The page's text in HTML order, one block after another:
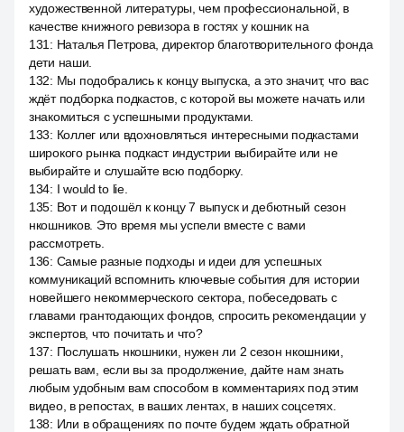
художественной литературы, чем профессиональной, в
качестве книжного ревизора в гостях у кошник на
131 : Наталья Петрова, директор благотворительного фонда
дети наши.
132: Мы подобрались к концу выпуска, а это значит, что вас
ждёт подборка подкастов, с которой вы можете начать или
знакомиться с успешными продуктами.
133: Коллег или вдохновляться интересными подкастами
широкого рынка подкаст индустрии выбирайте или не
выбирайте и слушайте всю подборку.
134: I would to lie.
135: Вот и подошёл к концу 7 выпуск и дебютный сезон
нкошников. Это время мы успели вместе с вами
рассмотреть.
136: Самые разные подходы и идеи для успешных
коммуникаций вспомнить ключевые события для истории
новейшего некоммерческого сектора, побеседовать с
главами грантодающих фондов, спросить рекомендации у
экспертов, что почитать и что?
137: Послушать нкошники, нужен ли 2 сезон нкошники,
решать вам, если вы за продолжение, дайте нам знать
любым удобным вам способом в комментариях под этим
видео, в репостах, в ваших лентах, в наших соцсетях.
138: Или в обращениях по почте будем ждать обратной